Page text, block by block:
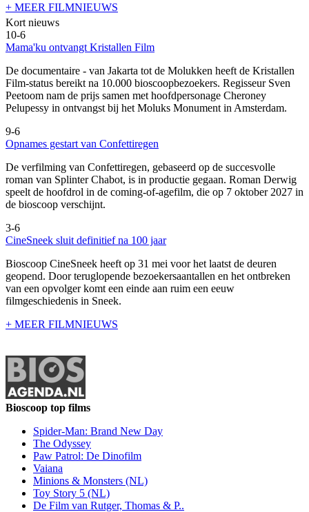
+ MEER FILMNIEUWS
Kort nieuws
10-6
Mama'ku ontvangt Kristallen Film
De documentaire - van Jakarta tot de Molukken heeft de Kristallen
Film-status bereikt na 10.000 bioscoopbezoekers. Regisseur Sven
Peetoom nam de prijs samen met hoofdpersonage Cheroney
Pelupessy in ontvangst bij het Moluks Monument in Amsterdam.
9-6
Opnames gestart van Confettiregen
De verfilming van Confettiregen, gebaseerd op de succesvolle
roman van Splinter Chabot, is in productie gegaan. Roman Derwig
speelt de hoofdrol in de coming-of-agefilm, die op 7 oktober 2027 in
de bioscoop verschijnt.
3-6
CineSneek sluit definitief na 100 jaar
Bioscoop CineSneek heeft op 31 mei voor het laatst de deuren
geopend. Door teruglopende bezoekersaantallen en het ontbreken
van een opvolger komt een einde aan ruim een eeuw
filmgeschiedenis in Sneek.
+ MEER FILMNIEUWS
Bioscoop top films
Spider-Man: Brand New Day
The Odyssey
Paw Patrol: De Dinofilm
Vaiana
Minions & Monsters (NL)
Toy Story 5 (NL)
De Film van Rutger, Thomas & P..